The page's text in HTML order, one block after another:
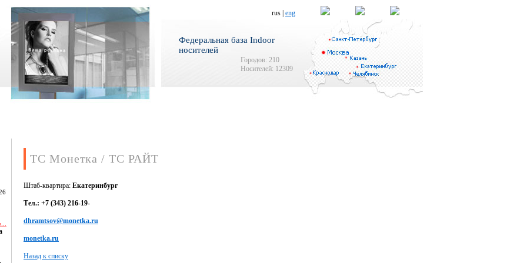
rus | eng
Федеральная база Indoor
носителей
Городов: 210
Носителей: 12309
ТС Монетка / ТС РАЙТ
Штаб-квартира: Екатеринбург
Тел.: +7 (343) 216-19-
dhramtsov@monetka.ru
monetka.ru
Назад к списку